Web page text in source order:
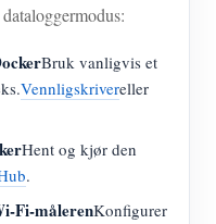
Bruk vanligvis et
Vennligskrivereller
Hent og kjør den
.
Fi-målerenKonfigurer